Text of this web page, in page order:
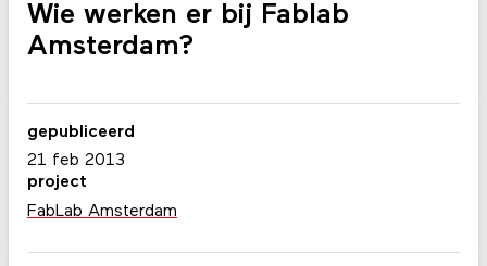
Wie werken er bij Fablab
Amsterdam?
gepubliceerd
21 feb 2013
project
FabLab Amsterdam